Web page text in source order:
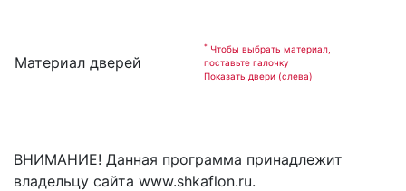
Материал дверей
* Чтобы выбрать материал,
поставьте галочку
Показать двери (слева)
ВНИМАНИЕ! Данная программа принадлежит
владельцу сайта www.shkaflon.ru.